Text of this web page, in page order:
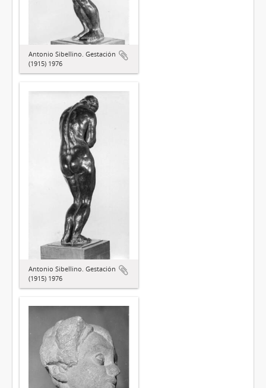
Antonio Sibellino. Gestación
(1915) 1976
Antonio Sibellino. Gestación
(1915) 1976